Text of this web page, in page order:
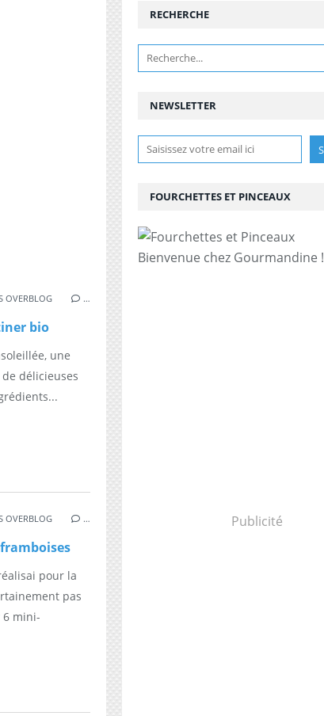
OVERBLOG …
bio
une
délicieuses
OVERBLOG …
pour la
pas
6 mini-
NEWSLETTER
RECHERCHE
FOURCHETTES ET PINCEAUX
Bienvenue chez Gourmandine !
Publicité